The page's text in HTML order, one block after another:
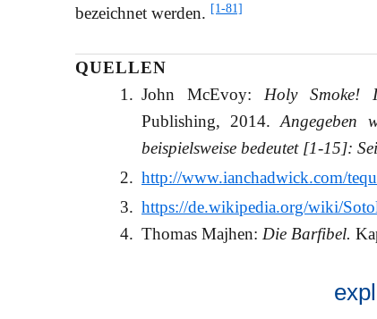
bezeichnet werden. [1-81]
QUELLEN
John McEvoy: Holy Smoke!
Publishing, 2014.Angegeben
beispielsweise bedeutet [1-15]:
http://www.ianchadwick.com/
https://de.wikipedia.org/wiki/
Thomas Majhen: Die Barfibel.